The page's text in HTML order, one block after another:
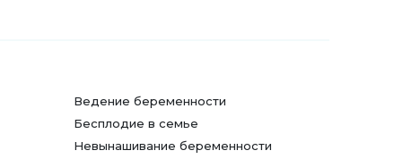
Ведение беременности
Бесплодие в семье
Невынашивание беременности